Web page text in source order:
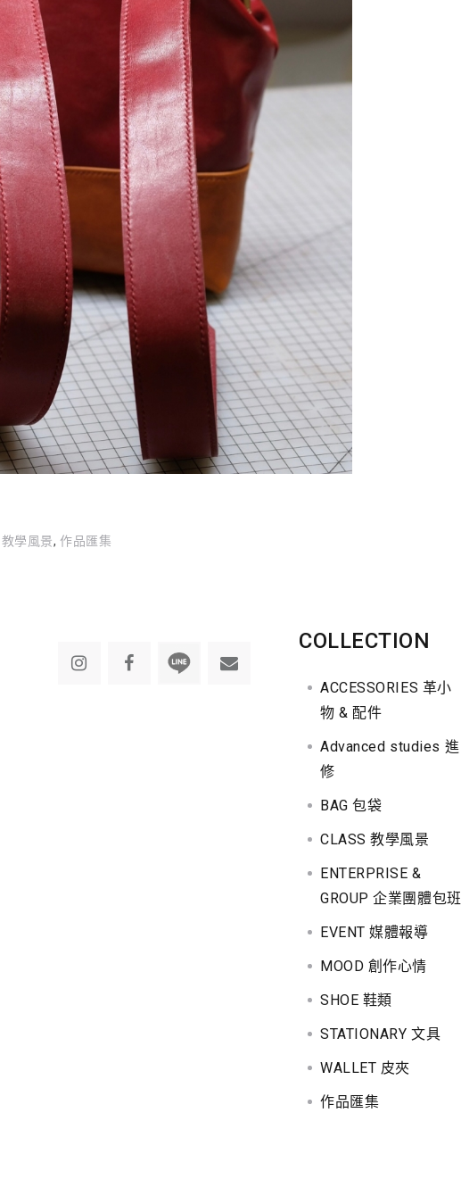
學風景, 作品匯集
COLLECTION
ACCESSORIES 革小
物 & 配件
Advanced studies 進
修
BAG 包袋
CLASS 教學風景
ENTERPRISE &
GROUP 企業團體包班
EVENT 媒體報導
MOOD 創作心情
SHOE 鞋類
STATIONARY 文具
WALLET 皮夾
作品匯集